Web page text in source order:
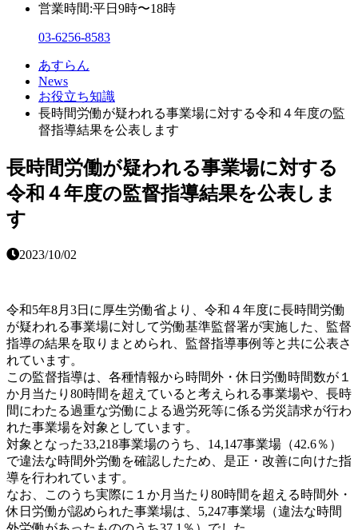
営業時間:平日9時〜18時
03-6256-8583
あすらん
News
お役立ち知識
長時間労働が疑われる事業場に対する令和４年度の監
督指導結果を公表します
長時間労働が疑われる事業場に対する
令和４年度の監督指導結果を公表しま
す
2023/10/02
令和5年8月3日に厚生労働省より、令和４年度に長時間労働
が疑われる事業場に対して労働基準監督署が実施した、監督
指導の結果を取りまとめられ、監督指導事例等と共に公表さ
れています。
この監督指導は、各種情報から時間外・休日労働時間数が１
か月当たり80時間を超えていると考えられる事業場や、長時
間にわたる過重な労働による過労死等に係る労災請求が行わ
れた事業場を対象としています。
対象となった33,218事業場のうち、14,147事業場（42.6％）
で違法な時間外労働を確認したため、是正・改善に向けた指
導を行われています。
なお、このうち実際に１か月当たり80時間を超える時間外・
休日労働が認められた事業場は、5,247事業場（違法な時間